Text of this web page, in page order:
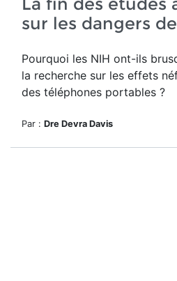
sur les dangers
Pourquoi les NIH ont-ils
la recherche sur les effets
des téléphones portables ?
Par : Dre Devra Davis